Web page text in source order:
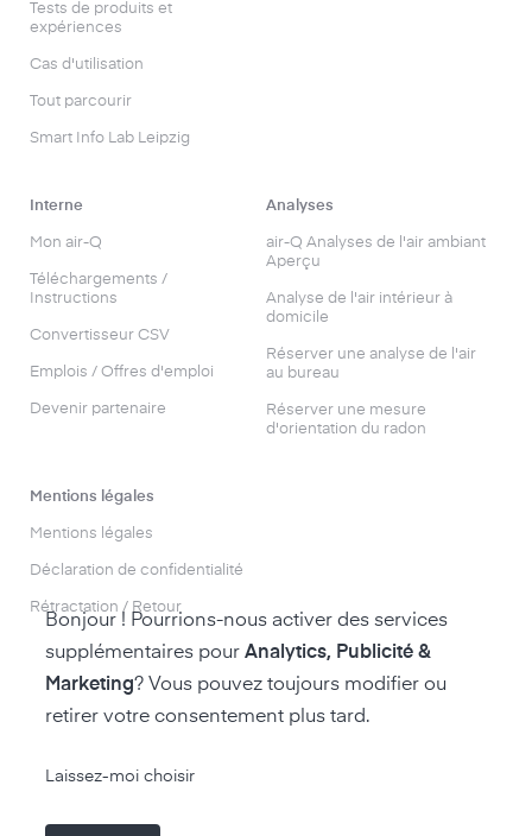
Tests de produits et
expériences
Cas d'utilisation
Tout parcourir
Smart Info Lab Leipzig
Interne
Mon air-Q
Téléchargements /
Instructions
Convertisseur CSV
Emplois / Offres d'emploi
Devenir partenaire
Analyses
air-Q Analyses de l'air ambiant
Aperçu
Analyse de l'air intérieur à
domicile
Réserver une analyse de l'air
au bureau
Réserver une mesure
d'orientation du radon
Mentions légales
Mentions légales
Déclaration de confidentialité
Rétractation / Retour
Bonjour ! Pourrions-nous activer des services
supplémentaires pour Analytics, Publicité &
Marketing? Vous pouvez toujours modifier ou
retirer votre consentement plus tard.
Laissez-moi choisir